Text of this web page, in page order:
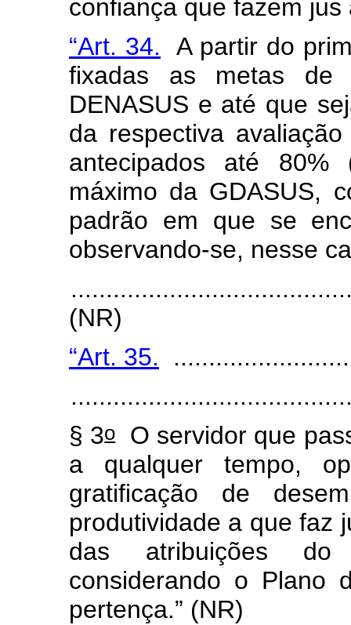
confiança que fazem
“Art. 34. A partir do
fixadas as metas de
DENASUS e até que
da respectiva
antecipados até
máximo da GDASUS,
padrão em que se
observando-se, nesse
(NR)
“Art. 35.
§ 3oO servidor que
a qualquer tempo,
gratificação de
produtividade a que faz
das atribuições do
considerando o Plano
pertença.” (NR)